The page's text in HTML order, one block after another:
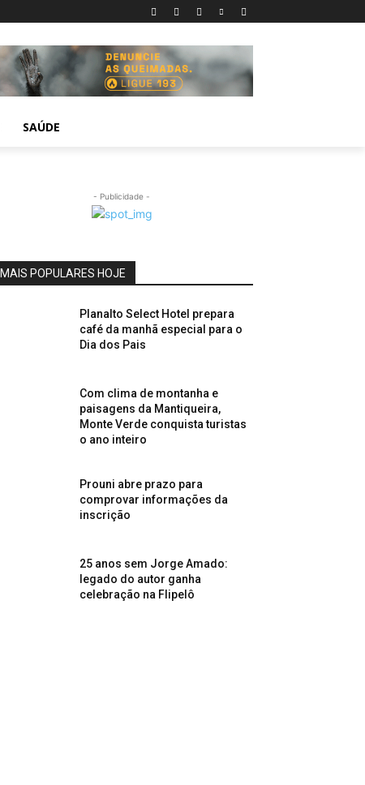
SAÚDE
- Publicidade -
MAIS POPULARES HOJE
Planalto Select Hotel prepara
café da manhã especial para o
Dia dos Pais
Com clima de montanha e
paisagens da Mantiqueira,
Monte Verde conquista turistas
o ano inteiro
Prouni abre prazo para
comprovar informações da
inscrição
25 anos sem Jorge Amado:
legado do autor ganha
celebração na Flipelô